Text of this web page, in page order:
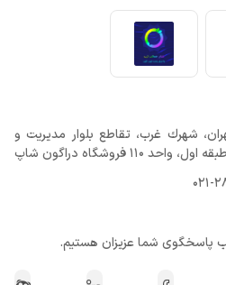
شهرك غرب، تقاطع بلوار مدیریت و
فروشگاه دراگون شاپ
021-